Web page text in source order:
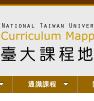
通識課程